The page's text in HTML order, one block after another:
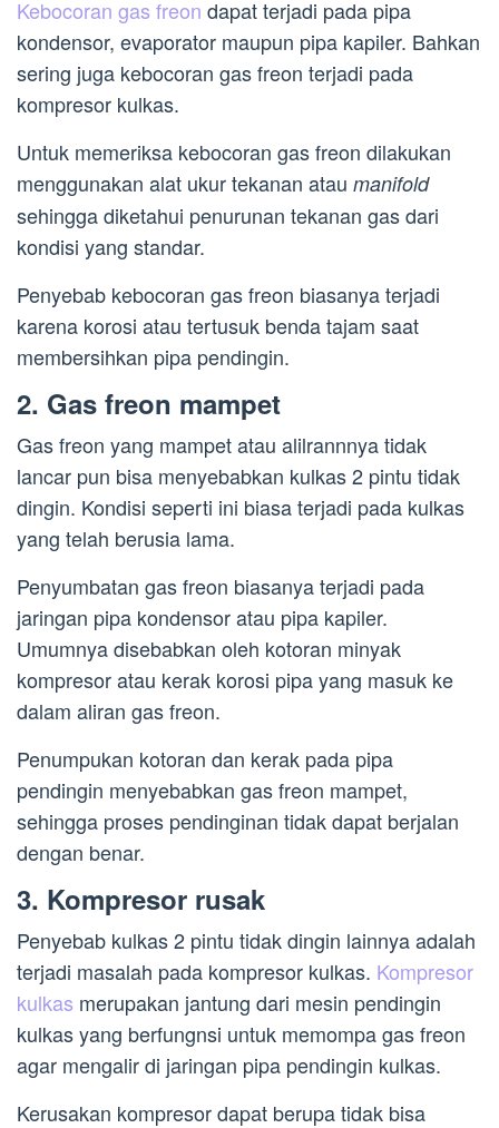
Kebocoran gas freon dapat terjadi pada pipa
kondensor, evaporator maupun pipa kapiler. Bahkan
sering juga kebocoran gas freon terjadi pada
kompresor kulkas.
Untuk memeriksa kebocoran gas freon dilakukan
menggunakan alat ukur tekanan atau manifold
sehingga diketahui penurunan tekanan gas dari
kondisi yang standar.
Penyebab kebocoran gas freon biasanya terjadi
karena korosi atau tertusuk benda tajam saat
membersihkan pipa pendingin.
2. Gas freon mampet
Gas freon yang mampet atau alilrannnya tidak
lancar pun bisa menyebabkan kulkas 2 pintu tidak
dingin. Kondisi seperti ini biasa terjadi pada kulkas
yang telah berusia lama.
Penyumbatan gas freon biasanya terjadi pada
jaringan pipa kondensor atau pipa kapiler.
Umumnya disebabkan oleh kotoran minyak
kompresor atau kerak korosi pipa yang masuk ke
dalam aliran gas freon.
Penumpukan kotoran dan kerak pada pipa
pendingin menyebabkan gas freon mampet,
sehingga proses pendinginan tidak dapat berjalan
dengan benar.
3. Kompresor rusak
Penyebab kulkas 2 pintu tidak dingin lainnya adalah
terjadi masalah pada kompresor kulkas. Kompresor
kulkas merupakan jantung dari mesin pendingin
kulkas yang berfungnsi untuk memompa gas freon
agar mengalir di jaringan pipa pendingin kulkas.
Kerusakan kompresor dapat berupa tidak bisa